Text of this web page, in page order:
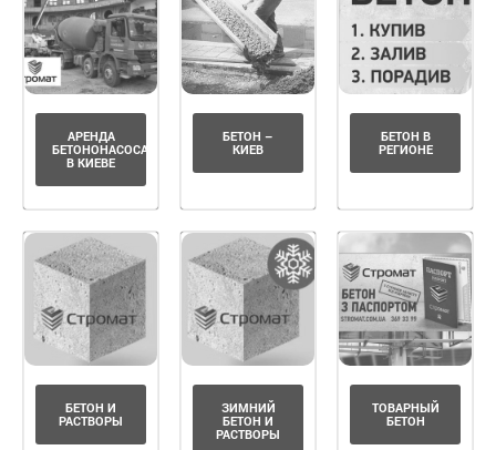
АРЕНДА
БЕТОНОНАСОСА
В КИЕВЕ
БЕТОН –
КИЕВ
БЕТОН В
РЕГИОНЕ
БЕТОН И
РАСТВОРЫ
ЗИМНИЙ
БЕТОН И
РАСТВОРЫ
ТОВАРНЫЙ
БЕТОН